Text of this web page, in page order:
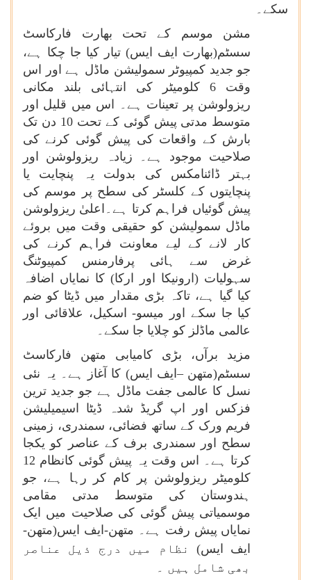
سکے۔
مشن موسم کے تحت بھارت فارکاسٹ
سسٹم(بھارت ایف ایس) تیار کیا جا چکا ہے،
جو جدید کمپیوٹر سمولیشن ماڈل ہے اور اس
وقت 6 کلومیٹر کی انتہائی بلند مکانی
ریزولوشن پر تعینات ہے۔ اس میں قلیل اور
متوسط مدتی پیش گوئی کے تحت 10 دن تک
بارش کے واقعات کی پیش گوئی کرنے کی
صلاحیت موجود ہے۔ زیادہ ریزولوشن اور
بہتر ڈائنامکس کی بدولت یہ پنچایت یا
پنچایتوں کے کلسٹر کی سطح پر موسم کی
پیش گوئیاں فراہم کرتا ہے۔اعلیٰ ریزولوشن
ماڈل سمولیشن کو حقیقی وقت میں بروئے
کار لانے کے لیے معاونت فراہم کرنے کی
غرض سے ہائی پرفارمنس کمپیوٹنگ
سہولیات (ارونیکا اور ارکا) کا نمایاں اضافہ
کیا گیا ہے، تاکہ بڑی مقدار میں ڈیٹا کو ضم
کیا جا سکے اور میسو- اسکیل، علاقائی اور
عالمی ماڈلز کو چلایا جا سکے۔
مزید برآں، بڑی کامیابی متھن فارکاسٹ
سسٹم(متھن –ایف ایس) کا آغاز ہے۔ یہ نئی
نسل کا عالمی جفت ماڈل ہے جو جدید ترین
فزکس اور اپ گریڈ شدہ ڈیٹا اسیمیلیشن
فریم ورک کے ساتھ فضائی، سمندری، زمینی
سطح اور سمندری برف کے عناصر کو یکجا
کرتا ہے۔ اس وقت یہ پیش گوئی کانظام 12
کلومیٹر ریزولوشن پر کام کر رہا ہے، جو
ہندوستان کی متوسط مدتی مقامی
موسمیاتی پیش گوئی کی صلاحیت میں ایک
نمایاں پیش رفت ہے۔ متھن-ایف ایس(متھن-
ایف ایس)
نظام میں درج ذیل عناصر
بھی شامل ہیں ۔